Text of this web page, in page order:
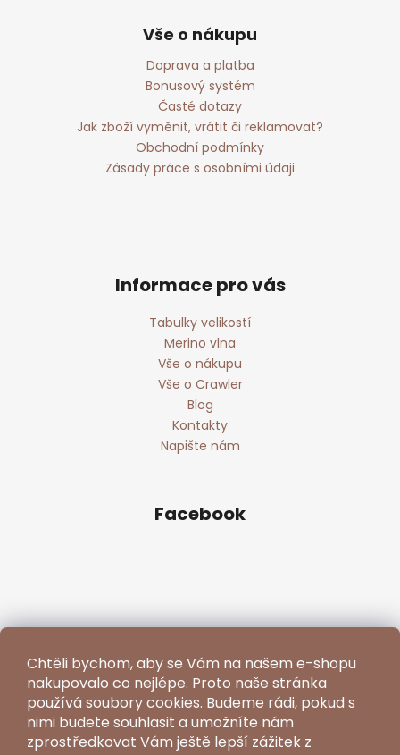
Chtěli bychom, aby se Vám na našem e-shopu
nakupovalo co nejlépe. Proto naše stránka
používá soubory cookies. Budeme rádi, pokud s
nimi budete souhlasit a umožníte nám
zprostředkovat Vám ještě lepší zážitek z
Vše o nákupu
Doprava a platba
Bonusový systém
Časté dotazy
Jak zboží vyměnit, vrátit či reklamovat?
Obchodní podmínky
Zásady práce s osobními údaji
Informace pro vás
Tabulky velikostí
Merino vlna
Vše o nákupu
Vše o Crawler
Blog
Kontakty
Napište nám
Facebook